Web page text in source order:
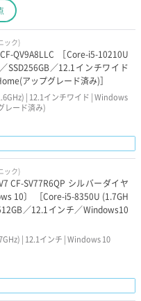
ック)
QV9A8LLC ［Core-i5-10210U
SSD256GB／12.1インチワイド
アップグレード済み)］
| 12.1インチワイド | Windows
レード済み)
ック)
CF-SV77R6QP シルバーダイヤ
10〕 ［Core-i5-8350U (1.7GH
／12.1インチ／Windows10
| 12.1インチ | Windows 10